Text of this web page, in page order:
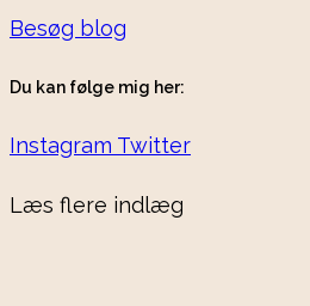
Besøg blog
Du kan følge mig her:
Instagram Twitter
Læs flere indlæg